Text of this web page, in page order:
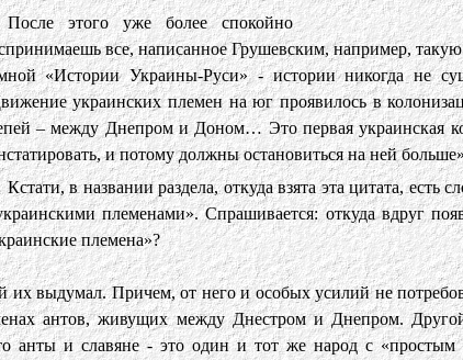
После этого уже более спокойно
все, написанное Грушевским, например, такую
«Истории Украины-Руси» - истории никогда не
украинских племен на юг проявилось в
– между Днепром и Доном… Это первая украинская
и потому должны остановиться на ней
Кстати, в названии раздела, откуда взята эта цитата, есть
племенами». Спрашивается: откуда вдруг
племена»?
их выдумал. Причем, от него и особых усилий не
антов, живущих между Днестром и Днепром.
анты и славяне - это один и тот же народ с «простым